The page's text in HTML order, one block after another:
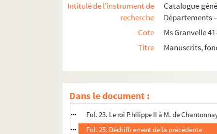
Intitulé de l'instrument de
recherche
Catalogue
Départements
Cote
Ms Granvelle
Titre
Manuscrits,
Dans le document :
Fol. 8. Pero Lopez au cardinal de
Fol. 11. Déchiffrement d'une lettre du roi
Fol. 15. Perrenot de Granvelle, abbé de
Fol. 17. Nicolas, baron de Bollwiller, à M.
Fol. 19. Les gouverneurs de la cité
Fol. 20. Les gouverneurs de la cité de
Fol. 23. Le roi Philippe II à M. de
Fol. 25. Déchiffrement de la précédente